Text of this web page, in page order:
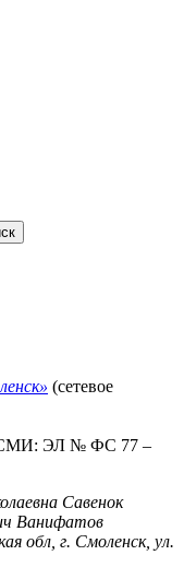
(сетевое
СМИ: ЭЛ № ФС 77 –
Савенок
Ванифатов
обл, г. Смоленск, ул.